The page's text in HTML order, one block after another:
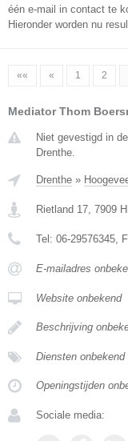
één e-mail in contact te
Hieronder worden nu
«« « 1 2
Mediator Thom
Niet gevestigd in
Drenthe.
Drenthe »
Rietland 17, 7909
Tel: 06-29576345,
E-mailadres
Website onbekend
Beschrijving
Diensten onbekend
Openingstijden
Sociale media: